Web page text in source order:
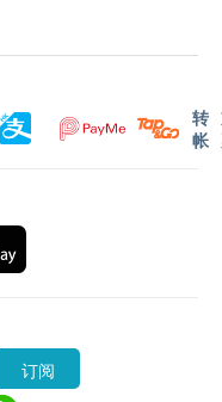
康荟会联络安排发
影响。当八号烈风
，送货服务时间将
三均会休息(不提供
应情况再作最后确
单上的货品，健康
受该订单，并且会
但不限于由于天
战争、政府政策、
未能准确地提供阁
转
帐
订阅